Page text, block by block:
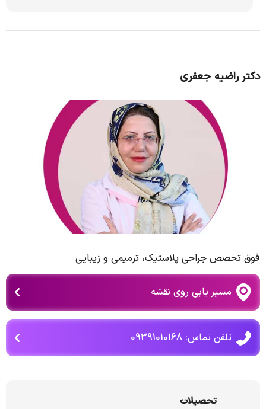
دکتر راضیه جعفری
فوق تخصص جراحی پلاستیك، ترمیمی و زیبایی
مسیر یابی روی نقشه
تلفن تماس: 09391010168
تحصیلات